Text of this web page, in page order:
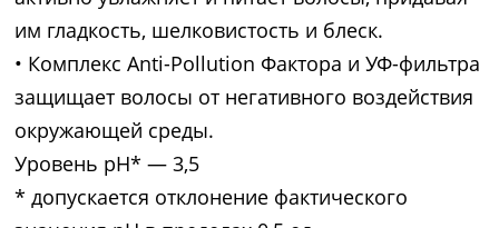
им гладкость, шелковистость и блеск.
• Комплекс Аnti-Pollution Фактора и УФ-фильтра
защищает волосы от негативного воздействия
окружающей среды.
Уровень pH* — 3,5
* допускается отклонение фактического